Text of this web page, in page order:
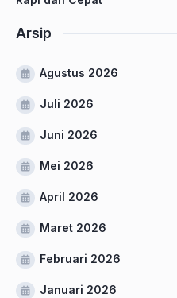
Arsip
Agustus 2026
Juli 2026
Juni 2026
Mei 2026
April 2026
Maret 2026
Februari 2026
Januari 2026